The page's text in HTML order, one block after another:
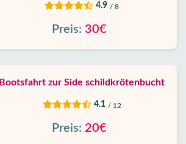
4.9 / 8
Preis: 30€
Bootsfahrt zur Side schildkrötenbucht
4.1 / 12
Preis: 20€